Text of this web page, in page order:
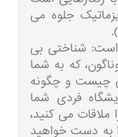
جلوه می
است: شناختی بی
که به شما
چیست و چگونه
فردی شما
می کنید،
به دست خواهید